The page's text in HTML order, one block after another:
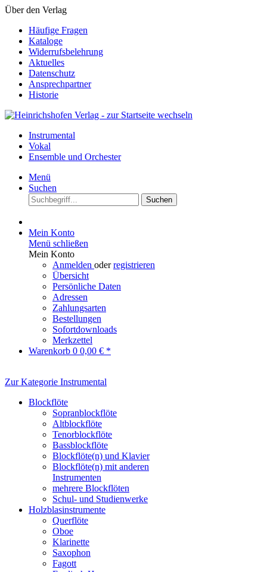
Über den Verlag
Häufige Fragen
Kataloge
Widerrufsbelehrung
Aktuelles
Datenschutz
Ansprechpartner
Historie
Instrumental
Vokal
Ensemble und Orchester
Menü
Suchen
Suchen
Mein Konto
Menü schließen
Mein Konto
Anmelden oderregistrieren
Übersicht
Persönliche Daten
Adressen
Zahlungsarten
Bestellungen
Sofortdownloads
Merkzettel
Warenkorb 0 0,00 € *
Zur Kategorie Instrumental
Blockflöte
Sopranblockflöte
Altblockflöte
Tenorblockflöte
Bassblockflöte
Blockflöte(n) und Klavier
Blockflöte(n) mit anderen
Instrumenten
mehrere Blockflöten
Schul- und Studienwerke
Holzblasinstrumente
Querflöte
Oboe
Klarinette
Saxophon
Fagott